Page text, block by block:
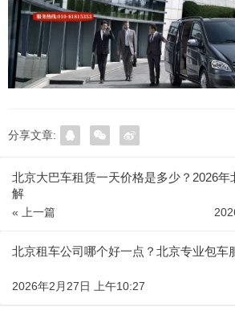
分享文章:
北京大巴车租赁一天价格是多少？2026
解
« 上一篇
北京租车公司哪个好一点？北京专业包车
2026年2月27日 上午10:27